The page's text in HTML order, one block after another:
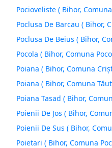
Pocioveliste ( Bihor,
Poclusa De Barcau ( Bihor,
Poclusa De Beius ( Bihor,
Pocola ( Bihor, Comuna
Poiana ( Bihor, Comuna
Poiana ( Bihor, Comuna
Poiana Tasad ( Bihor,
Poienii De Jos ( Bihor,
Poienii De Sus ( Bihor,
Poietari ( Bihor, Comuna